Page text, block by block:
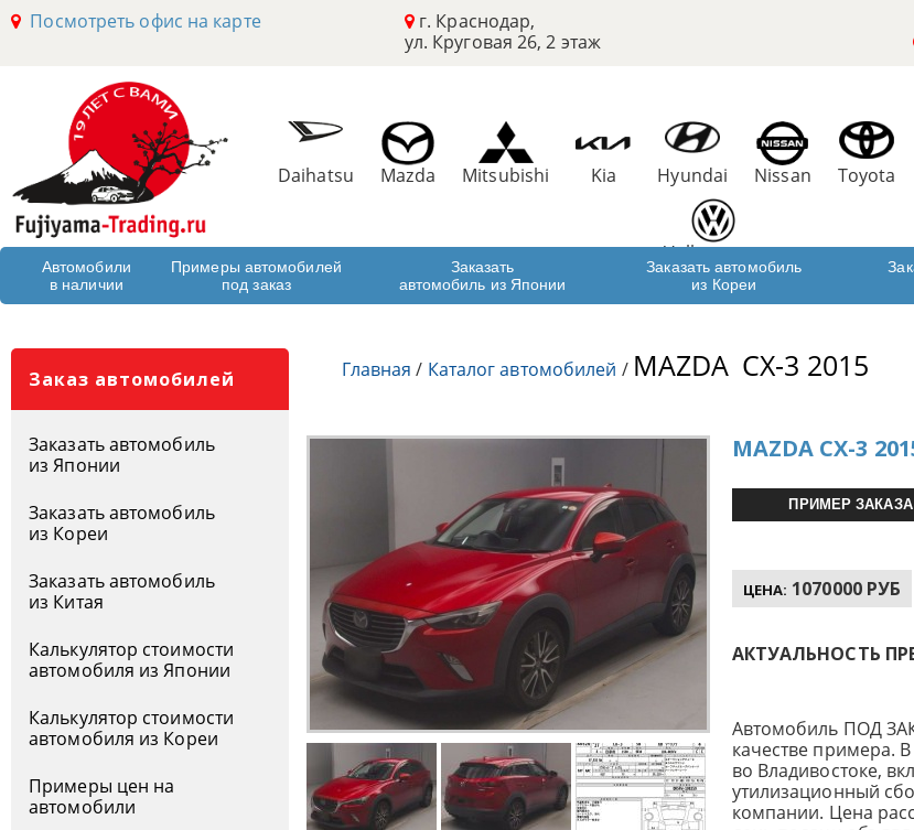
Посмотреть офис на карте
г. Краснодар,
ул. Круговая 26, 2 этаж
Daihatsu Mazda Mitsubishi Kia Hyundai Nissan Toyota
Volkswagen
Автомобили
в наличии
Примеры автомобилей
под заказ
Заказать
автомобиль из Японии
Заказать автомобиль
из Кореи
Заказ автомобилей
Заказать автомобиль
из Японии
Заказать автомобиль
из Кореи
Заказать автомобиль
из Китая
Калькулятор стоимости
автомобиля из Японии
Калькулятор стоимости
автомобиля из Кореи
Примеры цен на
автомобили
Главная / Каталог автомобилей / MAZDA CX-3 2015
MAZDA CX-3
ПРИМЕР
ЦЕНА: 1070000 РУБ
АКТУАЛЬНОСТЬ
Автомобиль ПОД
качестве примера.
во Владивостоке,
утилизационный
компании. Цена